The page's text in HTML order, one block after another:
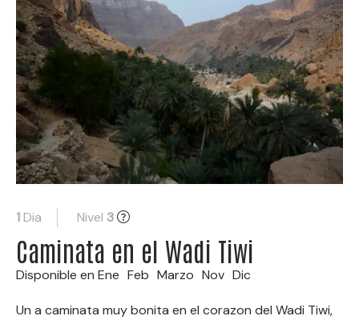
1Dia Nivel 3
Caminata en el Wadi Tiwi
Disponible en Ene Feb Marzo Nov Dic
Un a caminata muy bonita en el corazon del Wadi Tiwi,